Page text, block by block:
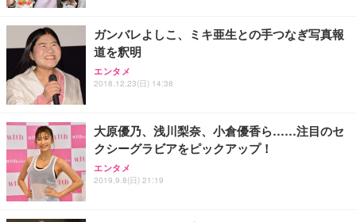
務用 おしゃれ パソコンチェア (ホワイト)
ANDWINT オフィスチェア デスクチェア 肘なし メ
ッシュ 通気性 ランバーサポート付き 腰サポート ガ
ス圧無段階昇降 360度回転 キャスター付き コンパク
【MiniLED/24.5inch/280Hz/FHD】GRAPHT THE S
HOOTER Gaming Monitor 24” Essential ゲーミン
グモニター QD 24.5インチ 1ms FHD 量子ドット 残
アイリスオーヤマ ペットシーツ 超厚型 お徳用 レギ
ュラー 200枚入【Amazon.co.jp限定】
ガンバレよしこ、ミキ亜生との手つなぎ写真報
道を釈明
エンタメ
2018.12.23(日) 14:38
大原優乃、浅川梨奈、小倉優香ら……注目のセ
クシーグラビアをピックアップ！
エンタメ
2019.9.8(日) 21:19